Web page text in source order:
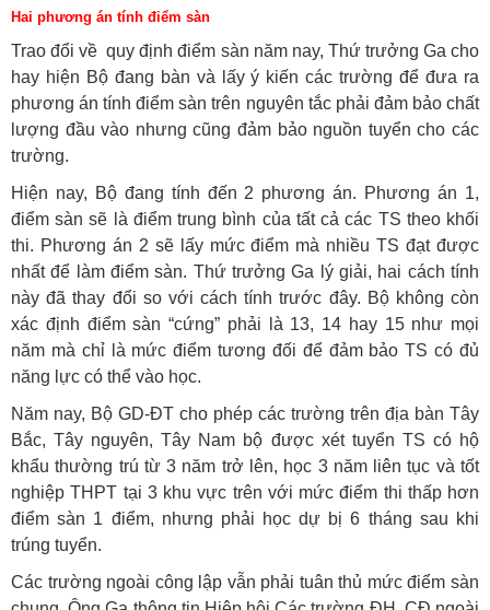
Hai phương án tính điểm sàn
Trao đổi về quy định điểm sàn năm nay, Thứ trưởng Ga cho
hay hiện Bộ đang bàn và lấy ý kiến các trường để đưa ra
phương án tính điểm sàn trên nguyên tắc phải đảm bảo chất
lượng đầu vào nhưng cũng đảm bảo nguồn tuyển cho các
trường.
Hiện nay, Bộ đang tính đến 2 phương án. Phương án 1,
điểm sàn sẽ là điểm trung bình của tất cả các TS theo khối
thi. Phương án 2 sẽ lấy mức điểm mà nhiều TS đạt được
nhất để làm điểm sàn. Thứ trưởng Ga lý giải, hai cách tính
này đã thay đổi so với cách tính trước đây. Bộ không còn
xác định điểm sàn “cứng” phải là 13, 14 hay 15 như mọi
năm mà chỉ là mức điểm tương đối để đảm bảo TS có đủ
năng lực có thể vào học.
Năm nay, Bộ GD-ĐT cho phép các trường trên địa bàn Tây
Bắc, Tây nguyên, Tây Nam bộ được xét tuyển TS có hộ
khẩu thường trú từ 3 năm trở lên, học 3 năm liên tục và tốt
nghiệp THPT tại 3 khu vực trên với mức điểm thi thấp hơn
điểm sàn 1 điểm, nhưng phải học dự bị 6 tháng sau khi
trúng tuyển.
Các trường ngoài công lập vẫn phải tuân thủ mức điểm sàn